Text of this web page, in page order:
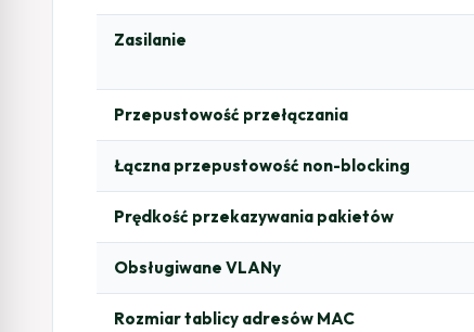
Zasilanie
Przepustowość przełączania
Łączna przepustowość non-blocking
Prędkość przekazywania pakietów
Obsługiwane VLANy
Rozmiar tablicy adresów MAC